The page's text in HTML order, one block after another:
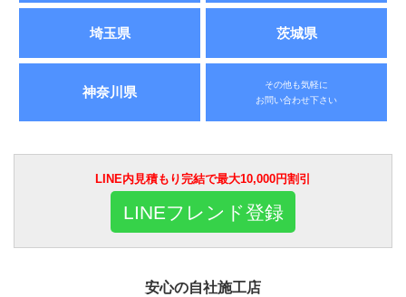
埼玉県 茨城県
神奈川県
その他も気軽に
お問い合わせ下さい
LINE内見積もり完結で最大10,000円割引
LINEフレンド登録
安心の自社施工店